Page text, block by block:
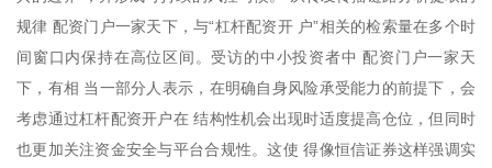
规律 配资门户一家天下，与“杠杆配资开 户”相关的检索量在多个时
间窗口内保持在高位区间。受访的中小投资者中 配资门户一家天
下，有相 当一部分人表示，在明确自身风险承受能力的前提下，会
考虑通过杠杆配资开户在 结构性机会出现时适度提高仓位，但同时
也更加关注资金安全与平台合规性。这使 得像恒信证券这样强调实